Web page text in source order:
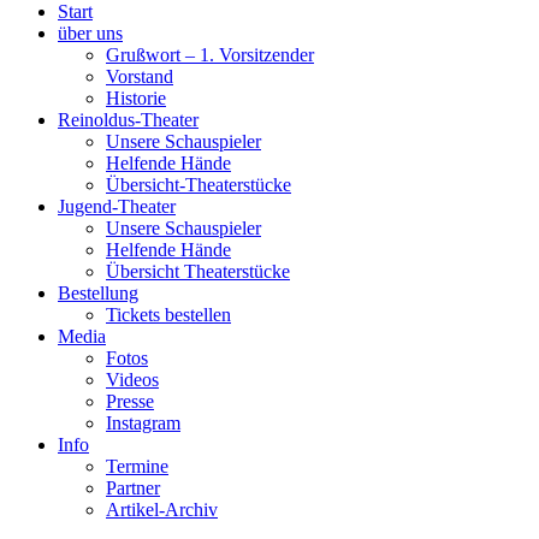
Start
über uns
Grußwort – 1. Vorsitzender
Vorstand
Historie
Reinoldus-Theater
Unsere Schauspieler
Helfende Hände
Übersicht-Theaterstücke
Jugend-Theater
Unsere Schauspieler
Helfende Hände
Übersicht Theaterstücke
Bestellung
Tickets bestellen
Media
Fotos
Videos
Presse
Instagram
Info
Termine
Partner
Artikel-Archiv